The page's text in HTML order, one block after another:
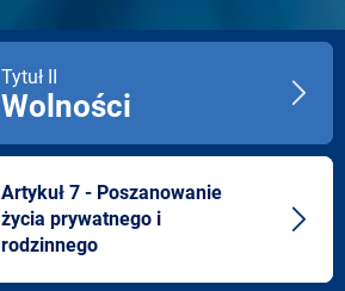
Tytuł II
Wolności
Artykuł 7 - Poszanowanie
życia prywatnego i
rodzinnego